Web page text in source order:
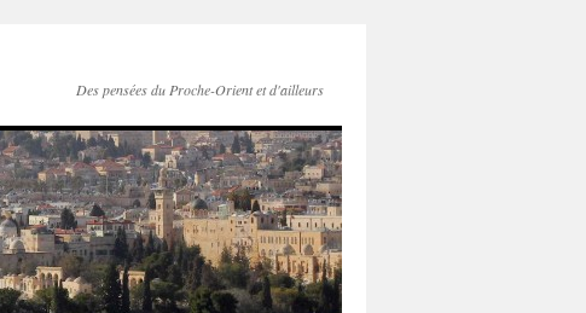
Des pensées du Proche-Orient et d'ailleurs